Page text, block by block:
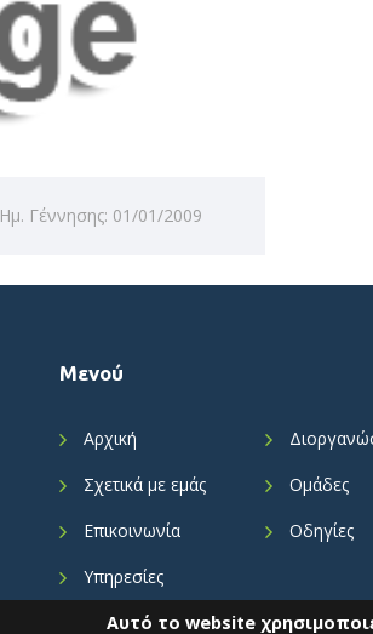
Ημ. Γέννησης: 01/01/2009
Μενού
Αρχική
Σχετικά με εμάς
Επικοινωνία
Υπηρεσίες
Προσωπικά Δεδομένα
Ομάδες
Οδηγίες
Αυτό το website